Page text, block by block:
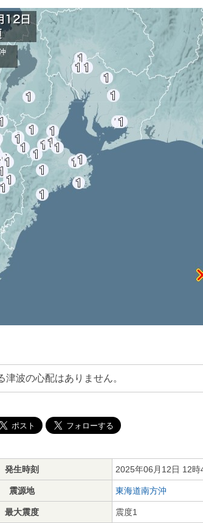
津波の心配はありません。
発生時刻 2025年06月12日 12時
震源地 東海道南方沖
最大震度 震度1